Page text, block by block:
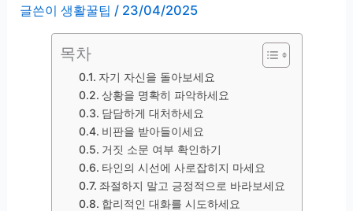
글쓴이생활꿀팁 / 23/04/2025
목차
자기 자신을 돌아보세요
상황을 명확히 파악하세요
담담하게 대처하세요
비판을 받아들이세요
거짓 소문 여부 확인하기
타인의 시선에 사로잡히지 마세요
좌절하지 말고 긍정적으로 바라보세요
합리적인 대화를 시도하세요